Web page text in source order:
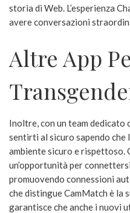
storia di Web. L’esperienza
avere conversazioni
Altre App
Inoltre, con un team dedicato
sentirti al sicuro sapendo che
ambiente sicuro e rispettoso.
un’opportunità per
promuovendo connessioni
che distingue CamMatch è la
garantisce che anche i nuovi